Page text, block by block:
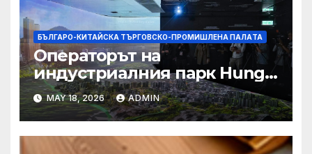
БЪЛГАРО-КИТАЙСКА ТЪРГОВСКО-ПРОМИШЛЕНА ПАЛAТА
Операторът на
индустриалния парк Hung
Shui Kiu разглежда
издаването на облигации,
намаляване на данъците за
фирмите
MAY 18, 2026 ADMIN